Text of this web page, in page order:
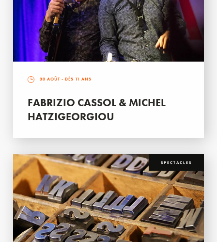
30 AOÛT - DÈS 11 ANS
FABRIZIO CASSOL & MICHEL
HATZIGEORGIOU
SPECTACLES